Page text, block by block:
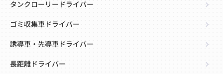
タンクローリードライバー
ゴミ収集車ドライバー
誘導車・先導車ドライバー
長距離ドライバー